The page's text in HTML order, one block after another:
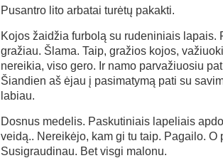
Pusantro lito arbatai turėtų pakakti.
Kojos žaidžia furbolą su rudeniniais lapais.
gražiau. Šlama. Taip, gražios kojos,
nereikia, viso gero. Ir namo parvažiuosiu
Šiandien aš ėjau į pasimatymą pati su
labiau.
Dosnus medelis. Paskutiniais lapeliais
veidą.. Nereikėjo, kam gi tu taip. Pagailo. O
Susigraudinau. Bet visgi malonu.